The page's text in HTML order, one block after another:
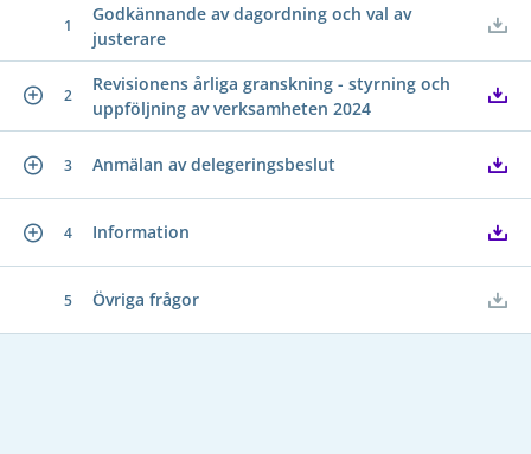
1
Godkännande av dagordning och val av
justerare
2
Revisionens årliga granskning - styrning och
uppföljning av verksamheten 2024
3 Anmälan av delegeringsbeslut
4 Information
5 Övriga frågor